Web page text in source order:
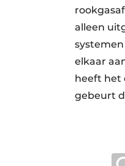
alleen
elkaar
heeft het
gebeurt